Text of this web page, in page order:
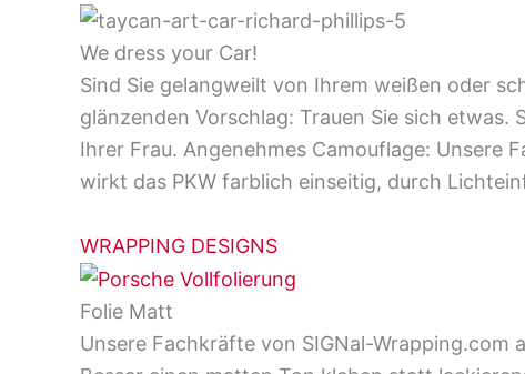
We dress your Car!
Sind Sie gelangweilt von Ihrem weißen oder
glänzenden Vorschlag: Trauen Sie sich etwas.
Ihrer Frau. Angenehmes Camouflage:
wirkt das PKW farblich einseitig, durch
WRAPPING DESIGNS
Folie Matt
Unsere Fachkräfte von SIGNal-Wrapping.com